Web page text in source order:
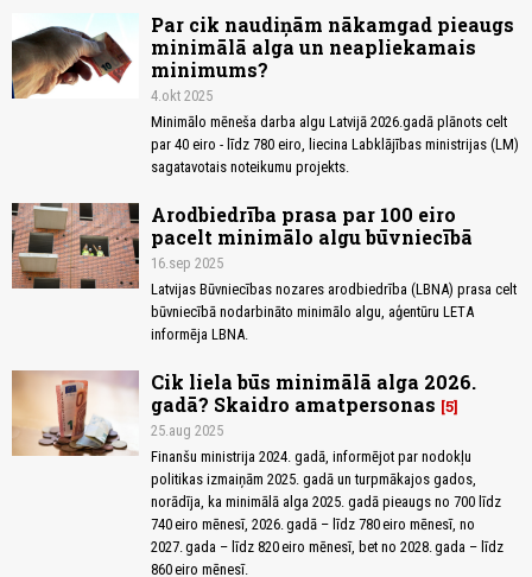
Par cik naudiņām nākamgad pieaugs
minimālā alga un neapliekamais
minimums?
4.okt 2025
Minimālo mēneša darba algu Latvijā 2026.gadā plānots celt
par 40 eiro - līdz 780 eiro, liecina Labklājības ministrijas (LM)
sagatavotais noteikumu projekts.
Arodbiedrība prasa par 100 eiro
pacelt minimālo algu būvniecībā
16.sep 2025
Latvijas Būvniecības nozares arodbiedrība (LBNA) prasa celt
būvniecībā nodarbināto minimālo algu, aģentūru LETA
informēja LBNA.
Cik liela būs minimālā alga 2026.
gadā? Skaidro amatpersonas 5
25.aug 2025
Finanšu ministrija 2024. gadā, informējot par nodokļu
politikas izmaiņām 2025. gadā un turpmākajos gados,
norādīja, ka minimālā alga 2025. gadā pieaugs no 700 līdz
740 eiro mēnesī, 2026. gadā – līdz 780 eiro mēnesī, no
2027. gada – līdz 820 eiro mēnesī, bet no 2028. gada – līdz
860 eiro mēnesī.